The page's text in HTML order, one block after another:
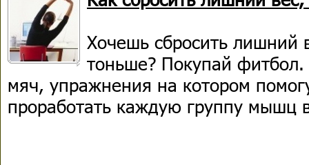
Хочешь сбросить лишний
тоньше? Покупай
мяч, упражнения на котором
проработать каждую группу мышц